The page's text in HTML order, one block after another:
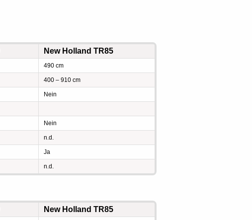
New Holland TR85
490 cm
400 – 910 cm
Nein
Nein
n.d.
Ja
n.d.
New Holland TR85